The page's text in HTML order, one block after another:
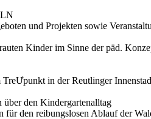
und Projekten sowie
Kinder im Sinne der päd.
in der Reutlinger
über den Kindergartenalltag
den reibungslosen Ablauf der